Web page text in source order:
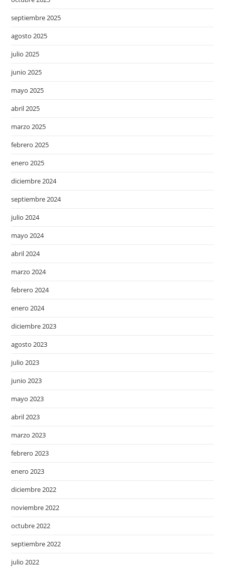
septiembre 2025
agosto 2025
julio 2025
junio 2025
mayo 2025
abril 2025
marzo 2025
febrero 2025
enero 2025
diciembre 2024
septiembre 2024
julio 2024
mayo 2024
abril 2024
marzo 2024
febrero 2024
enero 2024
diciembre 2023
agosto 2023
julio 2023
junio 2023
mayo 2023
abril 2023
marzo 2023
febrero 2023
enero 2023
diciembre 2022
noviembre 2022
octubre 2022
septiembre 2022
julio 2022